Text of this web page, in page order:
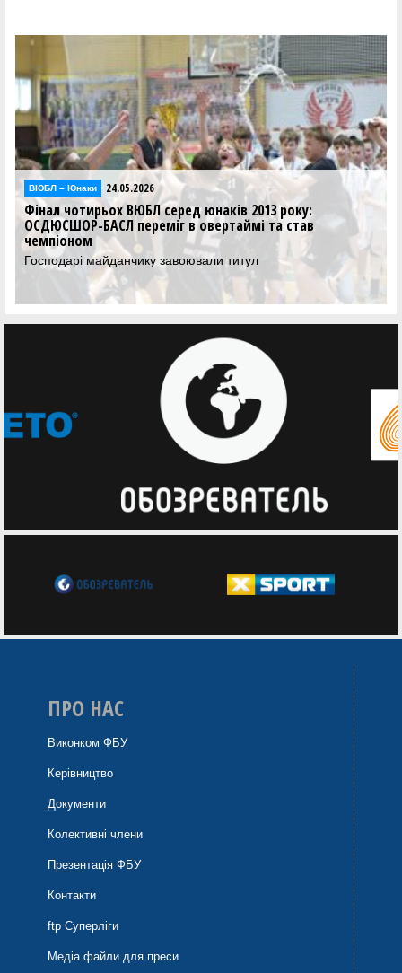
ВЮБЛ – Юнаки 24.05.2026
Фінал чотирьох ВЮБЛ серед юнаків 2013 року:
ОСДЮСШОР-БАСЛ переміг в овертаймі та став
чемпіоном
Господарі майданчику завоювали титул
ПРО НАС
Виконком ФБУ
Керівництво
Документи
Колективні члени
Презентація ФБУ
Контакти
ftp Суперліги
Медіа файли для преси